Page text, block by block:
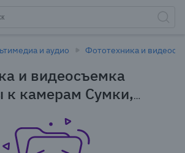
и аудио Фототехника и
и видеосъемка
к камерам Сумки,